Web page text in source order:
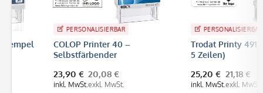
PERSONALISIERBAR
COLOP Printer 40 –
Selbstfärbender
inkl. MwSt.
20,08 €
exkl. MwSt.
PERSONALISIERBAR
Trodat Printy 4912 (47x18
5 Zeilen)
inkl. MwSt.
21,18 €
exkl. MwSt.